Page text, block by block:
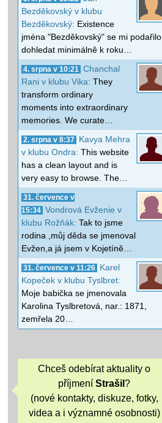
Bezděkovský v klubu
Bezděkovský: Existence
jména "Bezděkovský" se mi podařilo
dohledat minimálně k roku…
4. srpna v 10:21
Chanchal
Rani v klubu Vika: They
transform ordinary
moments into extraordinary
memories. We curate…
2. srpna v 8:37
Kavya Mehra
v klubu Ondra: This website
has a clean layout and is
very easy to browse. The…
31. července v
15:34 Vondrová Evženie v
klubu Rožňák: Tak to jsme
rodina ,můj děda se jmenoval
Evžen,a já jsem v Kojetíně…
31. července v 11:26
Karel
Kopeček v klubu Tyslbret:
Moje babička se jmenovala
Karolina Tyslbretová, nar.: 1871,
zemřela 20…
Chceš odebírat aktuality o
příjmení Strašil ?
(nové kontakty, diskuze, fotky,
videa a i významné osobnosti)